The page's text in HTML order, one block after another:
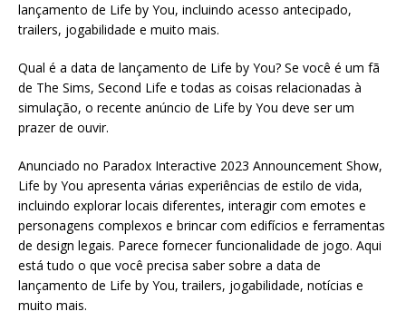
lançamento de Life by You, incluindo acesso antecipado,
trailers, jogabilidade e muito mais.
Qual é a data de lançamento de Life by You? Se você é um fã
de The Sims, Second Life e todas as coisas relacionadas à
simulação, o recente anúncio de Life by You deve ser um
prazer de ouvir.
Anunciado no Paradox Interactive 2023 Announcement Show,
Life by You apresenta várias experiências de estilo de vida,
incluindo explorar locais diferentes, interagir com emotes e
personagens complexos e brincar com edifícios e ferramentas
de design legais. Parece fornecer funcionalidade de jogo. Aqui
está tudo o que você precisa saber sobre a data de
lançamento de Life by You, trailers, jogabilidade, notícias e
muito mais.